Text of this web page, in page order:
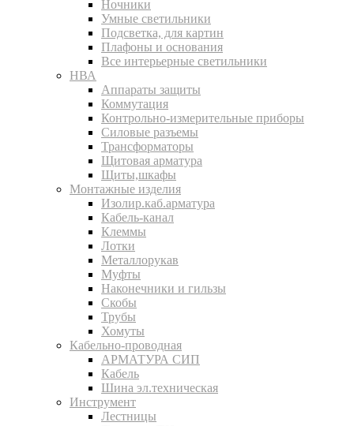
Ночники
Умные светильники
Подсветка, для картин
Плафоны и основания
Все интерьерные светильники
НВА
Аппараты защиты
Коммутация
Контрольно-измерительные приборы
Силовые разъемы
Трансформаторы
Щитовая арматура
Щиты,шкафы
Монтажные изделия
Изолир.каб.арматура
Кабель-канал
Клеммы
Лотки
Металлорукав
Муфты
Наконечники и гильзы
Скобы
Трубы
Хомуты
Кабельно-проводная
АРМАТУРА СИП
Кабель
Шина эл.техническая
Инструмент
Лестницы